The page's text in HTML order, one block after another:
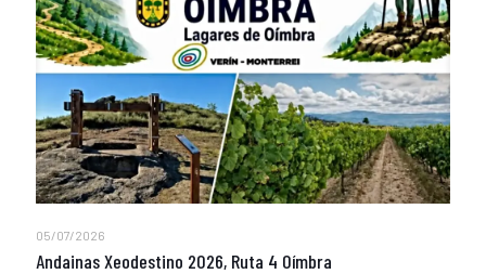
05/07/2026
Andainas Xeodestino 2026, Ruta 4 Oímbra